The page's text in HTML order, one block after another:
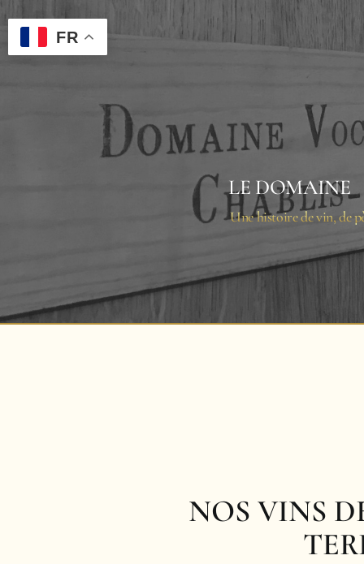
Passer
contenu
FR
LE DOMAINE
Une histoire de vin, de
NOS VINS